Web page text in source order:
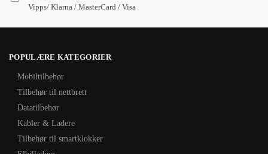
Vipps/ Klarna / MasterCard / Visa
POPULÆRE KATEGORIER
Mobiltilbehør
Tilbehør til nettbrett
Datatilbehør
Kabler & Ladere
Tilbehør til smartklokker